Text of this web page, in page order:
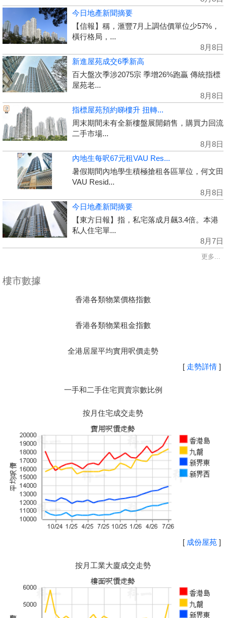
今日地產新聞摘要
【信報】稱，滙豐7月上調估價單位少57%，
橫行格局，...
8月8日
新進屋苑成交6季新高
百大盤次季涉2075宗 季增26%跑贏 傳統指標
屋苑老...
8月8日
指標屋苑預約睇樓升 扭轉...
周末期間未有全新樓盤展開銷售，購買力回流
二手市場...
8月8日
內地生每呎67元租VAU Res...
暑假期間內地學生積極搶租各區單位，何文田
VAU Resid...
8月8日
今日地產新聞摘要
【東方日報】指，私宅落成月飆3.4倍。本港
私人住宅單...
8月7日
更多...
樓市數據
香港各類物業價格指數
香港各類物業租金指數
全港居屋平均實用呎價走勢
[ 走勢詳情 ]
一手和二手住宅買賣宗數比例
按月住宅成交走勢
[ 成份屋苑 ]
按月工業大廈成交走勢